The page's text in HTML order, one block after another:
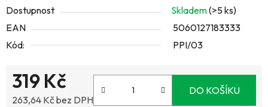
Dostupnost Skladem(>5 ks)
EAN
5060127183333
Kód:
PPI/03
319 Kč
263,64 Kč bez DPH
DO KOŠÍKU